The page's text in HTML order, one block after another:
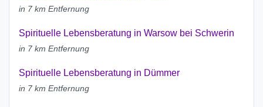
in 7 km Entfernung
Spirituelle Lebensberatung in Warsow bei Schwerin
in 7 km Entfernung
Spirituelle Lebensberatung in Dümmer
in 7 km Entfernung